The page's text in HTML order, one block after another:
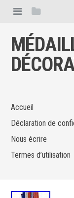
Accueil
Déclaration de
Nous écrire
Termes d’utilisation